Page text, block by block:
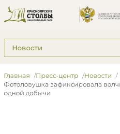
Подразделы: Пресс-центр
Главная Пресс-центр
Новости
​Фотоловушка зафиксировала
одной добычи